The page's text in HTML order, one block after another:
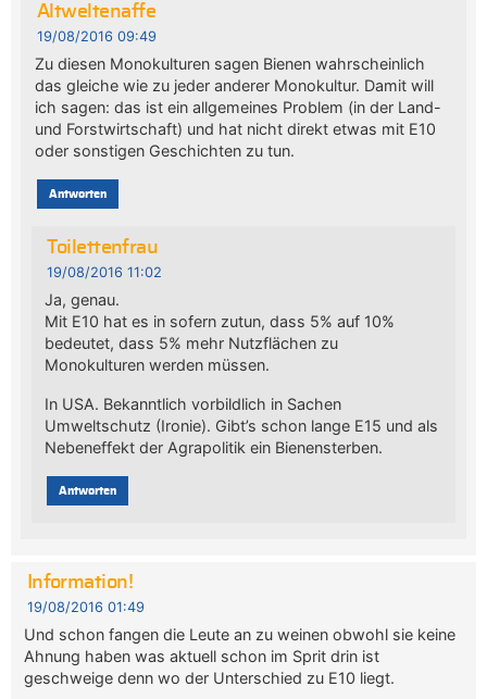
Altweltenaffe
19/08/2016 09:49
Zu diesen Monokulturen sagen Bienen wahrscheinlich
das gleiche wie zu jeder anderer Monokultur. Damit will
ich sagen: das ist ein allgemeines Problem (in der Land-
und Forstwirtschaft) und hat nicht direkt etwas mit E10
oder sonstigen Geschichten zu tun.
Antworten
Toilettenfrau
19/08/2016 11:02
Ja, genau.
Mit E10 hat es in sofern zutun, dass 5% auf 10%
bedeutet, dass 5% mehr Nutzflächen zu
Monokulturen werden müssen.
In USA. Bekanntlich vorbildlich in Sachen
Umweltschutz (Ironie). Gibt’s schon lange E15 und als
Nebeneffekt der Agrapolitik ein Bienensterben.
Antworten
Information!
19/08/2016 01:49
Und schon fangen die Leute an zu weinen obwohl sie keine
Ahnung haben was aktuell schon im Sprit drin ist
geschweige denn wo der Unterschied zu E10 liegt.